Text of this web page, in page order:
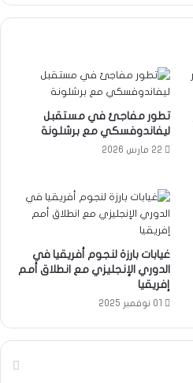
تطور مفاجئ في مستقبل
ليفاندوفسكي مع برشلونة
22 مارس 2026
غيابات بارزة لنجوم أفريقيا في
الدوري الإنجليزي مع انطلاق أمم
إفريقيا
01 نوفمبر 2025